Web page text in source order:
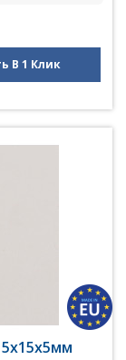
В 1 Клик